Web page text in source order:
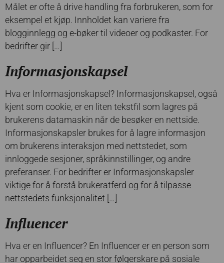
Målet er ofte å drive handling fra forbrukeren, som for
eksempel et kjøp. Innholdet kan variere fra
blogginnlegg og e-bøker til videoer og podkaster. For
bedrifter gir […]
Informasjonskapsel
Hva er Informasjonskapsel? Informasjonskapsel, også
kjent som cookie, er en liten tekstfil som lagres på
brukerens datamaskin når de besøker en nettside.
Informasjonskapsler brukes for å lagre informasjon
om brukerens interaksjon med nettstedet, som
innloggede sesjoner, språkinnstillinger, og andre
preferanser. For bedrifter er Informasjonskapsler
viktige for å forstå brukeratferd og for å tilpasse
nettstedets funksjonalitet […]
Influencer
Hva er en Influencer? En Influencer er en person som
har opparbeidet seg en stor følgerskare på sosiale